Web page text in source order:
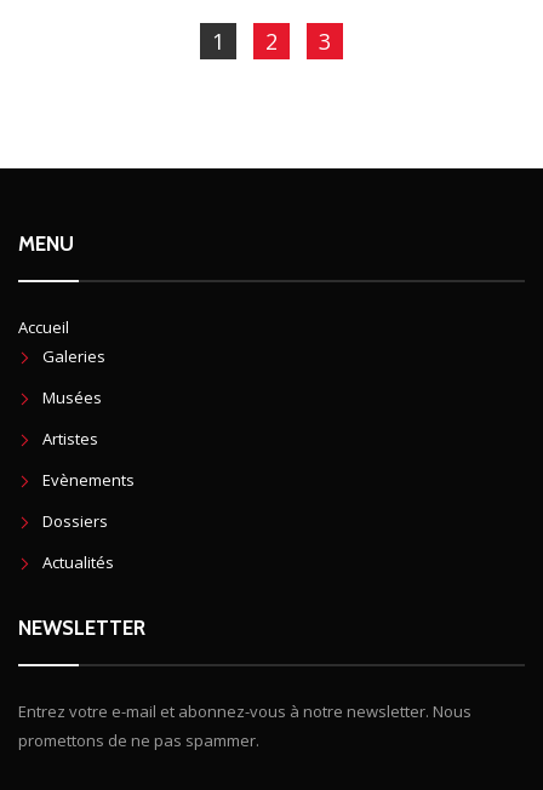
1 2 3
MENU
Accueil
Galeries
Musées
Artistes
Evènements
Dossiers
Actualités
NEWSLETTER
Entrez votre e-mail et abonnez-vous à notre newsletter. Nous
promettons de ne pas spammer.